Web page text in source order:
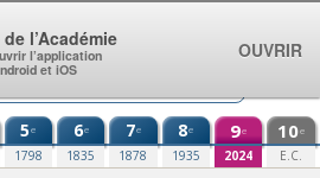
5e
1798
6e
1835
7e
1878
8e
1935
9e
2024
10e
E.C.
l’Académie
l’application
et iOS
OUVRIR